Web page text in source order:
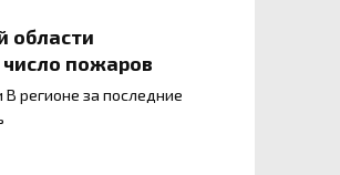
области
пожаров
регионе за последние